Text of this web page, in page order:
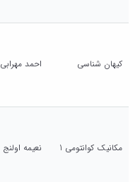
کیهان شناسی احمد مهرابی
مکانیک کوانتومی 1 نعیمه اولنج